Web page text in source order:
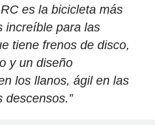
es la bicicleta más
increíble para las
tiene frenos de disco,
y un diseño
los llanos, ágil en las
descensos.”